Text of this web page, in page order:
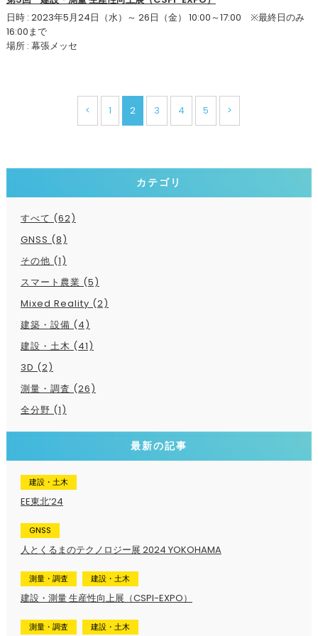
日時 : 2023年5月24日（水）～ 26日（金） 10:00～17:00 ※最終日のみ
16:00まで
場所 : 幕張メッセ
< 1 2 3 4 5 >
カテゴリ
すべて (62)
GNSS (8)
その他 (1)
スマート農業 (5)
Mixed Reality (2)
建築・設備 (4)
建設・土木 (41)
3D (2)
測量・調査 (26)
全分野 (1)
最新の記事
建設・土木
EE東北’24
GNSS
人とくるまのテクノロジー展 2024 YOKOHAMA
測量・調査 建設・土木
建設・測量 生産性向上展（CSPI-EXPO）
測量・調査 建設・土木